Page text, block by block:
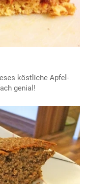
köstliche Apfel-
genial!